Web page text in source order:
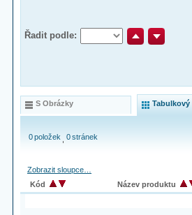
Řadit podle:
S Obrázky Tabulkový
0položek 0stránek
Zobrazit sloupce…
Kód
Název produktu